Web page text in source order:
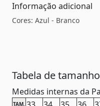
Informação adicional
Cores: Azul - Branco
Tabela de
Medidas internas da
TAM.